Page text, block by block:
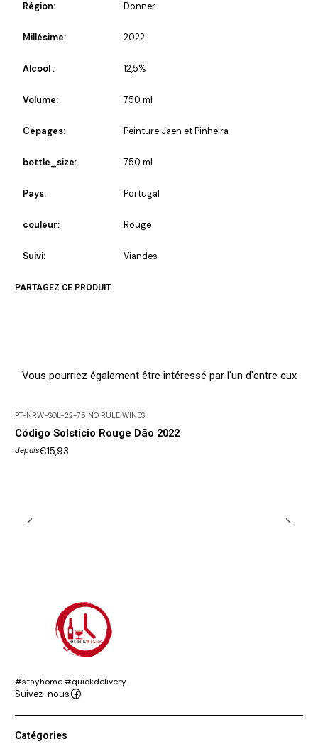
Région: Donner
Millésime: 2022
Alcool : 12,5%
Volume: 750 ml
Cépages: Peinture Jaen et Pinheira
bottle_size: 750 ml
Pays: Portugal
couleur: Rouge
Suivi: Viandes
PARTAGEZ CE PRODUIT
Vous pourriez également être intéressé par l'un d'entre eux
PT-NRW-SOL-22-75|NO RULE WINES
Código Solsticio Rouge Dão 2022
depuis€15,93
#stayhome #quickdelivery
Suivez-nous
Catégories